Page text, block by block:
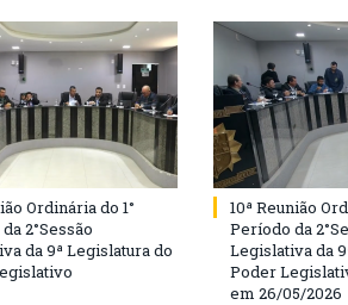
Ordinária do 1°
2°Sessão
da 9ª Legislatura do
10ª Reunião
Período da
Legislativa da
Poder
em 26/05/2026